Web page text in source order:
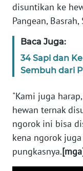
disuntikan ke
Pangean,
Baca Juga:
34 Sapi dan
Sembuh dari
"Kami juga
hewan ternak
ngorok ini bisa
kena ngorok
pungkasnya.
WN
KEPRI
WN
PAPUA
BARAT
WN